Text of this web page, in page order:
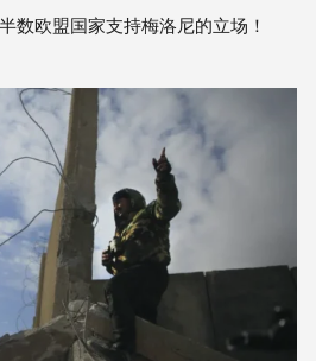
数欧盟国家支持梅洛尼的立场！